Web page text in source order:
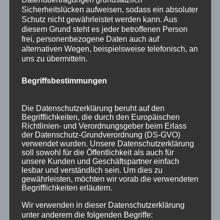
Juni 2016
Mai 2016
März 2016
Februar 2016
Januar 2016
September 2015
August 2015
Juli 2015
Juni 2015
Schlagworte
allgäu Allgäuer Festwoche allgäuer holzschilder
Sicherheitslücken aufweisen, sodass ein absoluter
Schutz nicht gewährleistet werden kann. Aus
diesem Grund steht es jeder betroffenen Person
frei, personenbezogene Daten auch auf
alternativen Wegen, beispielsweise telefonisch, an
uns zu übermitteln.
Begriffsbestimmungen
Die Datenschutzerklärung beruht auf den
Begrifflichkeiten, die durch den Europäischen
Richtlinien- und Verordnungsgeber beim Erlass
der Datenschutz-Grundverordnung (DS-GVO)
verwendet wurden. Unsere Datenschutzerklärung
soll sowohl für die Öffentlichkeit als auch für
unsere Kunden und Geschäftspartner einfach
lesbar und verständlich sein. Um dies zu
gewährleisten, möchten wir vorab die verwendeten
Begrifflichkeiten erläutern.
Wir verwenden in dieser Datenschutzerklärung
unter anderem die folgenden Begriffe: